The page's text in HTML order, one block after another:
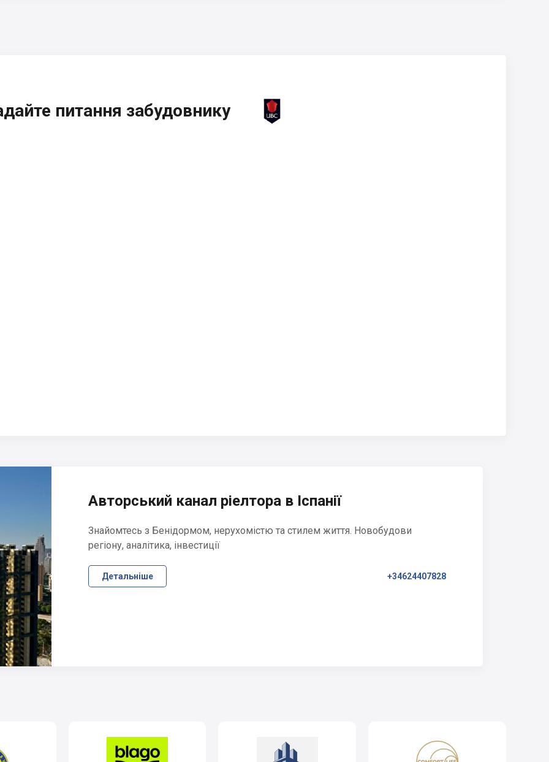
питання забудовнику
Авторський канал ріелтора в Іспанії
Знайомтесь з Бенідормом, нерухомістю та стилем життя. Новобудови
регіону, аналітика, інвестиції
Детальніше +34624407828